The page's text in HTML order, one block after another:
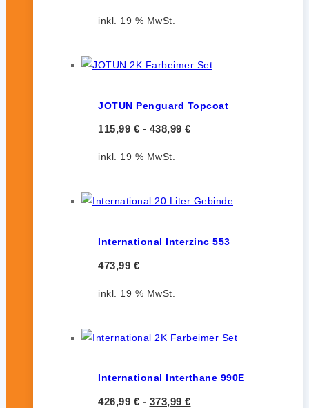
inkl. 19 % MwSt.
JOTUN Penguard Topcoat
115,99 € - 438,99 €
inkl. 19 % MwSt.
International Interzinc 553
473,99 €
inkl. 19 % MwSt.
International Interthane 990E
426,99€ - 373,99 €